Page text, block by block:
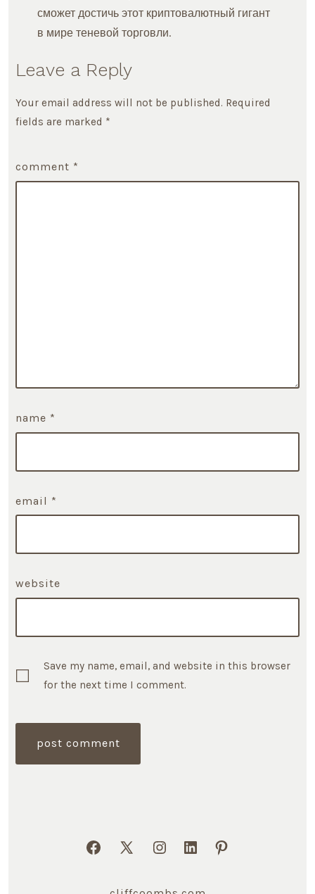
сможет достичь этот криптовалютный гигант
в мире теневой торговли.
Leave a Reply
Your email address will not be published. Required
fields are marked *
comment *
name *
email *
website
Save my name, email, and website in this browser
for the next time I comment.
Open
Open
Open Open